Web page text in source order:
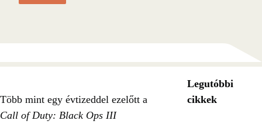
Több mint egy évtizeddel ezelőtt a
Call of Duty: Black Ops III
Legutóbbi
cikkek